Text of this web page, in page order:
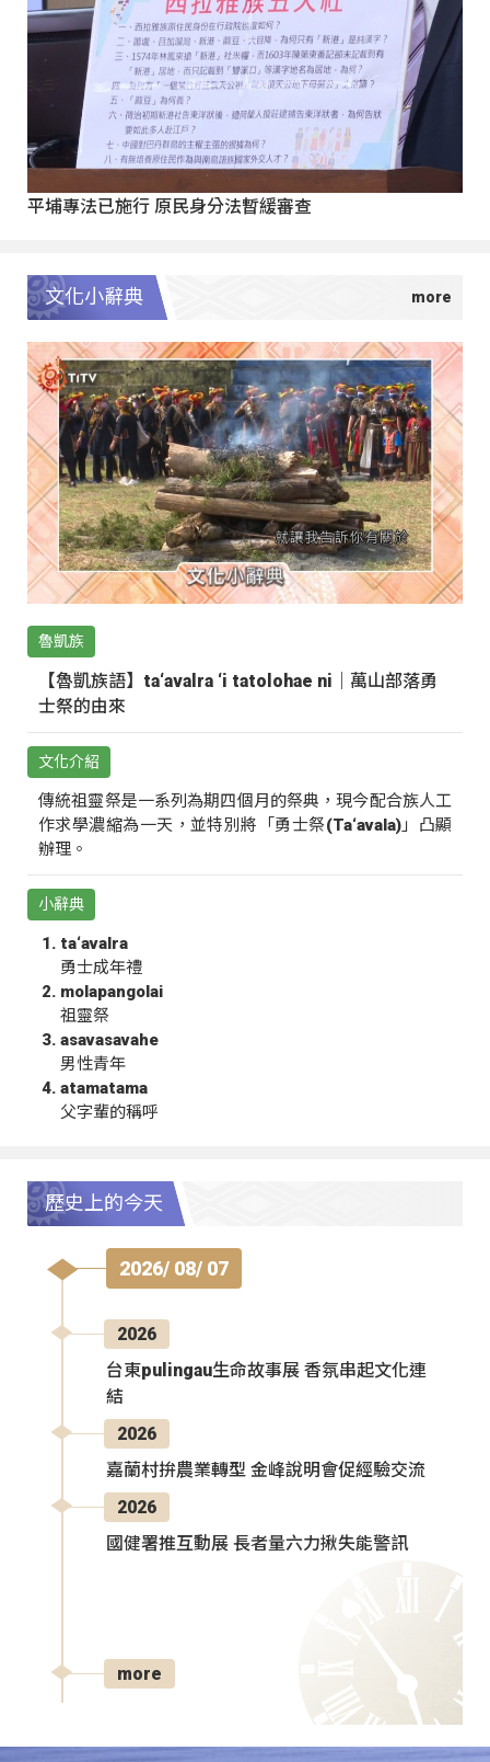
平埔專法已施行 原民身分法暫緩審查
文化小辭典
魯凱族
【魯凱族語】ta‘avalra ‘i tatolohae ni｜萬山部落勇
士祭的由來
文化介紹
傳統祖靈祭是一系列為期四個月的祭典，現今配合族人工
作求學濃縮為一天，並特別將「勇士祭(Ta‘avala)」凸顯
辦理。
小辭典
ta‘avalra
勇士成年禮
molapangolai
祖靈祭
asavasavahe
男性青年
atamatama
父字輩的稱呼
歷史上的今天
2026/ 08/ 07
2026
台東pulingau生命故事展 香氛串起文化連
結
2026
嘉蘭村拚農業轉型 金峰說明會促經驗交流
2026
國健署推互動展 長者量六力揪失能警訊
more